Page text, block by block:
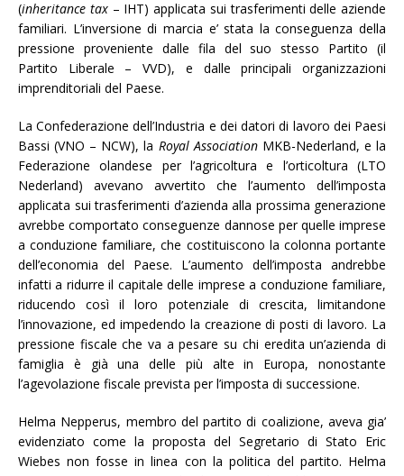
(inheritance tax– IHT) applicata sui trasferimenti delle aziende
familiari. L’inversione di marcia e’ stata la conseguenza della
pressione proveniente dalle fila del suo stesso Partito (il
Partito Liberale – VVD), e dalle principali organizzazioni
imprenditoriali del Paese.
La Confederazione dell’Industria e dei datori di lavoro dei Paesi
Bassi (VNO – NCW), la Royal AssociationMKB-Nederland, e la
Federazione olandese per l’agricoltura e l’orticoltura (LTO
Nederland) avevano avvertito che l’aumento dell’imposta
applicata sui trasferimenti d’azienda alla prossima generazione
avrebbe comportato conseguenze dannose per quelle imprese
a conduzione familiare, che costituiscono la colonna portante
dell’economia del Paese. L’aumento dell’imposta andrebbe
infatti a ridurre il capitale delle imprese a conduzione familiare,
riducendo così il loro potenziale di crescita, limitandone
l’innovazione, ed impedendo la creazione di posti di lavoro. La
pressione fiscale che va a pesare su chi eredita un’azienda di
famiglia è già una delle più alte in Europa, nonostante
l’agevolazione fiscale prevista per l’imposta di successione.
Helma Nepperus, membro del partito di coalizione, aveva gia’
evidenziato come la proposta del Segretario di Stato Eric
Wiebes non fosse in linea con la politica del partito. Helma